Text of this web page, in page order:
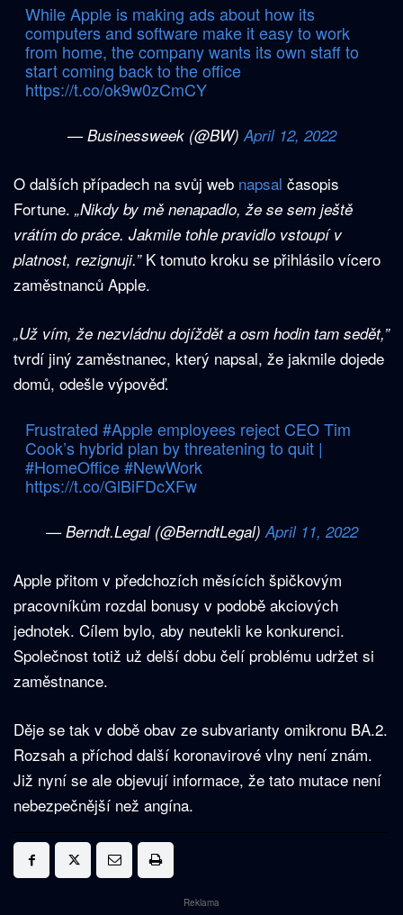
While Apple is making ads about how its
computers and software make it easy to work
from home, the company wants its own staff to
start coming back to the office
https://t.co/ok9w0zCmCY
— Businessweek (@BW)April 12, 2022
O dalších případech na svůj web napsal časopis
Fortune. „Nikdy by mě nenapadlo, že se sem ještě
vrátím do práce. Jakmile tohle pravidlo vstoupí v
platnost, rezignuji.” K tomuto kroku se přihlásilo vícero
zaměstnanců Apple.
„Už vím, že nezvládnu dojíždět a osm hodin tam sedět,”
tvrdí jiný zaměstnanec, který napsal, že jakmile dojede
domů, odešle výpověď.
Frustrated #Appleemployees reject CEO Tim
Cook’s hybrid plan by threatening to quit |
#HomeOffice #NewWork
https://t.co/GlBiFDcXFw
— Berndt.Legal (@BerndtLegal)April 11, 2022
Apple přitom v předchozích měsících špičkovým
pracovníkům rozdal bonusy v podobě akciových
jednotek. Cílem bylo, aby neutekli ke konkurenci.
Společnost totiž už delší dobu čelí problému udržet si
zaměstnance.
Děje se tak v době obav ze subvarianty omikronu BA.2.
Rozsah a příchod další koronavirové vlny není znám.
Již nyní se ale objevují informace, že tato mutace není
nebezpečnější než angína.
Reklama